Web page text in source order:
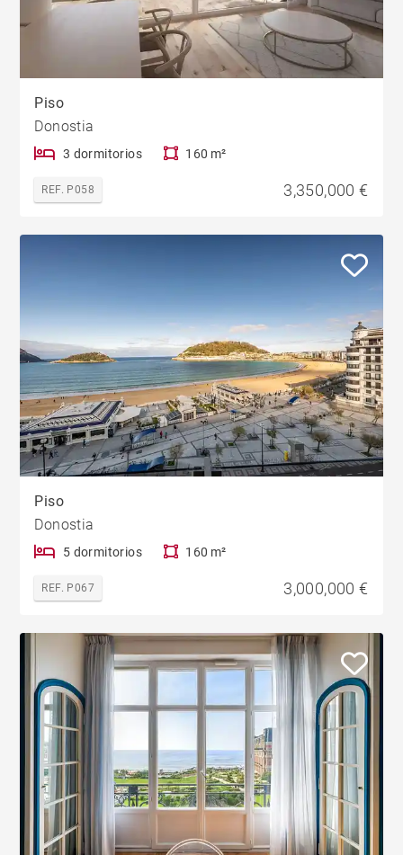
Piso
Donostia
3 dormitorios 160 m²
REF. P058 3,350,000 €
Piso
Donostia
5 dormitorios 160 m²
REF. P067 3,000,000 €